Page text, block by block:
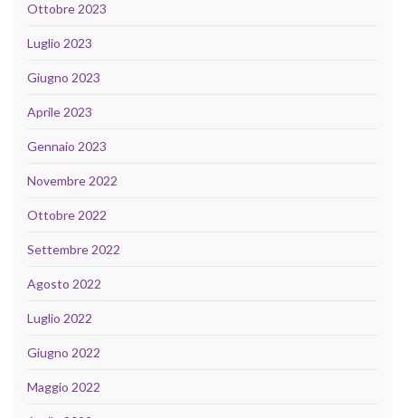
Ottobre 2023
Luglio 2023
Giugno 2023
Aprile 2023
Gennaio 2023
Novembre 2022
Ottobre 2022
Settembre 2022
Agosto 2022
Luglio 2022
Giugno 2022
Maggio 2022